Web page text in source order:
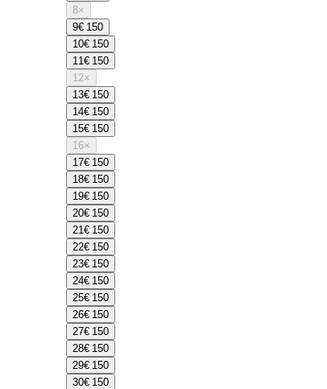
8×
9€ 150
10€ 150
11€ 150
12×
13€ 150
14€ 150
15€ 150
16×
17€ 150
18€ 150
19€ 150
20€ 150
21€ 150
22€ 150
23€ 150
24€ 150
25€ 150
26€ 150
27€ 150
28€ 150
29€ 150
30€ 150